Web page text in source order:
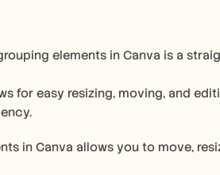
elements in Canva is a
for easy resizing, moving, and